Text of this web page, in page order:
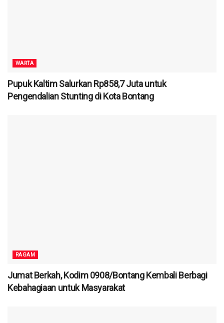
WARTA
Pupuk Kaltim Salurkan Rp858,7 Juta untuk
Pengendalian Stunting di Kota Bontang
RAGAM
Jumat Berkah, Kodim 0908/Bontang Kembali Berbagi
Kebahagiaan untuk Masyarakat